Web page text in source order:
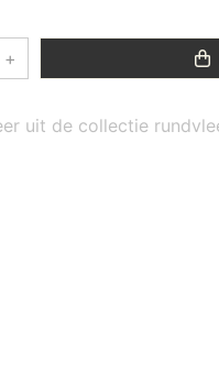
+
uit de collectie